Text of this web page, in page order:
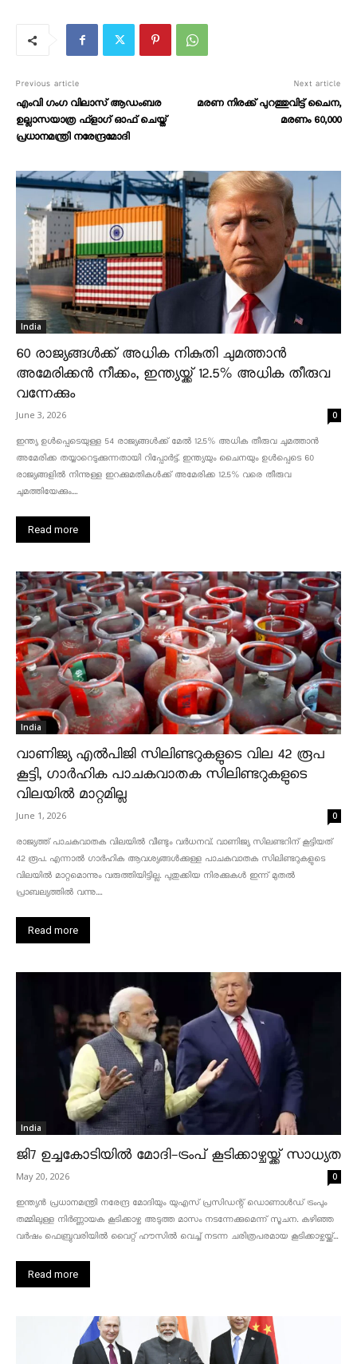
Previous article
എംവി ഗംഗ വിലാസ് ആഡംബര
ഉല്ലാസയാത്ര ഫ്‌ളാഗ് ഓഫ് ചെയ്ത്
പ്രധാനമന്ത്രി നരേന്ദ്രമോദി
Next article
മരണ നിരക്ക് പുറത്തുവിട്ട് ചൈന,
മരണം 60,000
India
60 രാജ്യങ്ങൾക്ക് അധിക നികുതി ചുമത്താൻ
അമേരിക്കൻ നീക്കം, ഇന്ത്യയ്ക്ക് 12.5% അധിക തീരുവ
വന്നേക്കും
June 3, 2026 0
ഇന്ത്യ ഉൾപ്പെടെയുള്ള 54 രാജ്യങ്ങൾക്ക് മേൽ 12.5% അധിക തീരുവ ചുമത്താൻ
അമേരിക്ക തയ്യാറെടുക്കുന്നതായി റിപ്പോർട്ട്. ഇന്ത്യയും ചൈനയും ഉൾപ്പെടെ 60
രാജ്യങ്ങളിൽ നിന്നുള്ള ഇറക്കുമതികൾക്ക് അമേരിക്ക 12.5% ​​വരെ തീരുവ
ചുമത്തിയേക്കും....
Read more
India
വാണിജ്യ എൽപിജി സിലിണ്ടറുകളുടെ വില 42 രൂപ
കൂട്ടി, ഗാർഹിക പാചകവാതക സിലിണ്ടറുകളുടെ
വിലയിൽ മാറ്റമില്ല
June 1, 2026 0
രാജ്യത്ത് പാചകവാതക വിലയിൽ വീണ്ടും വർധനവ്. വാണിജ്യ സിലണ്ടറിന് കൂട്ടിയത്
42 രൂപ. എന്നാൽ ഗാർഹിക ആവശ്യങ്ങൾക്കുള്ള പാചകവാതക സിലിണ്ടറുകളുടെ
വിലയിൽ മാറ്റമൊന്നും വരുത്തിയിട്ടില്ല. പുതുക്കിയ നിരക്കുകൾ ഇന്ന് മുതൽ
പ്രാബല്യത്തിൽ വന്നു....
Read more
India
ജി7 ഉച്ചകോടിയിൽ മോദി-ട്രംപ് കൂടിക്കാഴ്ചയ്ക്ക് സാധ്യത
May 20, 2026 0
ഇന്ത്യൻ പ്രധാനമന്ത്രി നരേന്ദ്ര മോദിയും യുഎസ് പ്രസിഡന്റ് ഡൊണാൾഡ് ട്രംപും
തമ്മിലുള്ള നിർണ്ണായക കൂടിക്കാഴ്ച അടുത്ത മാസം നടന്നേക്കുമെന്ന് സൂചന. കഴിഞ്ഞ
വർഷം ഫെബ്രുവരിയിൽ വൈറ്റ് ഹൗസിൽ വെച്ച് നടന്ന ചരിത്രപരമായ കൂടിക്കാഴ്ചയ്ക്ക്...
Read more